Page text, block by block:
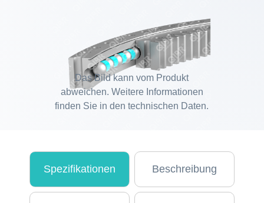
Das Bild kann vom Produkt
abweichen. Weitere Informationen
finden Sie in den technischen Daten.
Spezifikationen Beschreibung